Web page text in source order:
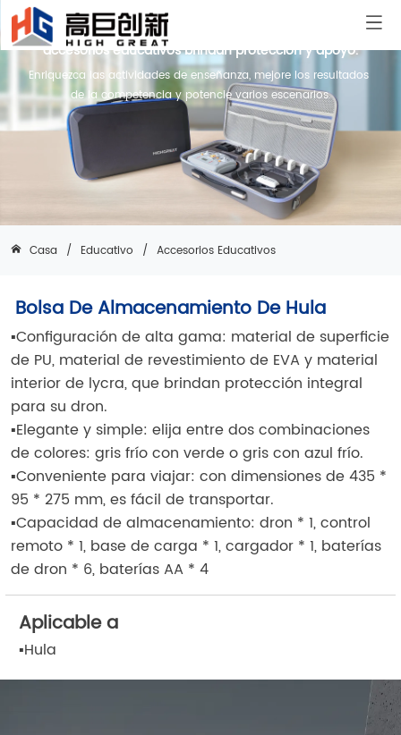
Desde las aulas hasta las pistas de carreras, los
accesorios educativos brindan protección y apoyo.
Enriquezca las actividades de enseñanza, mejore los resultados
de la competencia y potencie varios escenarios.
Casa / Educativo / Accesorios Educativos
Bolsa De Almacenamiento De Hula
▪Configuración de alta gama: material de superficie
de PU, material de revestimiento de EVA y material
interior de lycra, que brindan protección integral
para su dron.
▪Elegante y simple: elija entre dos combinaciones
de colores: gris frío con verde o gris con azul frío.
▪Conveniente para viajar: con dimensiones de 435 *
95 * 275 mm, es fácil de transportar.
▪Capacidad de almacenamiento: dron * 1, control
remoto * 1, base de carga * 1, cargador * 1, baterías
de dron * 6, baterías AA * 4
Aplicable a
▪Hula